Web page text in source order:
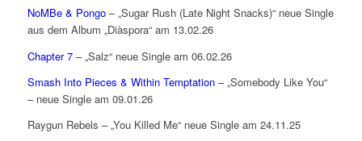
NoMBe & Pongo– „Sugar Rush (Late Night Snacks)“ neue Single
aus dem Album „Diàspora“ am 13.02.26
Chapter 7– „Salz“ neue Single am 06.02.26
Smash Into Pieces & Within Temptation– „Somebody Like You“
– neue Single am 09.01.26
Raygun Rebels – „You Killed Me“ neue Single am 24.11.25